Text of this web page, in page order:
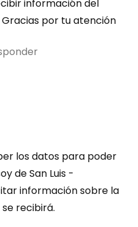
información del
Gracias por tu atención
los datos para poder
de San Luis -
información sobre la
recibirá.